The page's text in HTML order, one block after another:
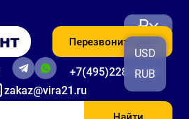
zakaz@vira21.ru
+7(495)228-06-56
Перезвоните мне
₽
USD
RUB